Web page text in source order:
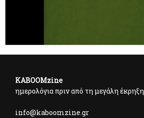
KABOOMzine
ημερολόγια πριν από τη μεγάλη έκρηξη
info@kaboomzine.gr